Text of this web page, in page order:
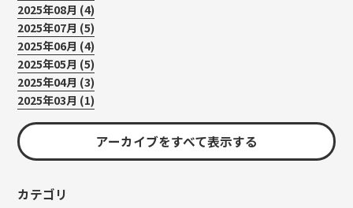
2025年08月 (4)
2025年07月 (5)
2025年06月 (4)
2025年05月 (5)
2025年04月 (3)
2025年03月 (1)
アーカイブをすべて表示する
カテゴリ